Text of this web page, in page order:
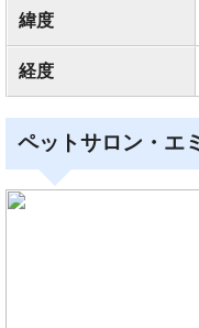
緯度
経度
ペットサロン・エ